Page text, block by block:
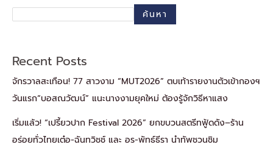
ค้นหา
Recent Posts
จักรวาลสะเทือน! 77 สาวงาม “MUT2026” ตบเท้ารายงานตัวเข้ากองฯ
วันแรก“บอสณวัฒน์” แนะนางงามยุคใหม่ ต้องรู้จักวิธีหาแสง
เริ่มแล้ว! “เปรี้ยวปาก Festival 2026” ยกขบวนสตรีทฟู้ดดัง–ร้าน
อร่อยทั่วไทยเต๋อ-ฉันทวิชช์ และ อร-พัทธ์ธีรา นำทัพชวนชิม